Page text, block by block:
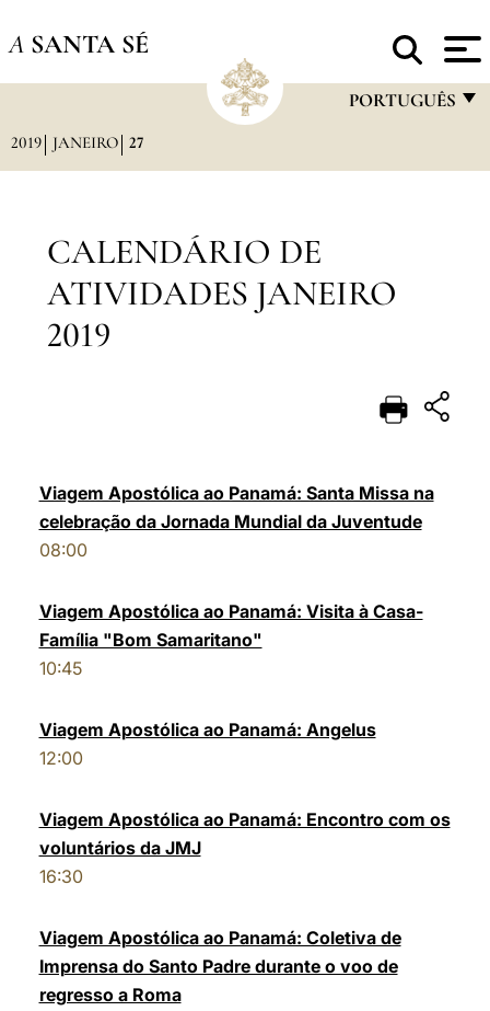
A SANTA SÉ
PORTUGUÊS
POLSKI
中文
LATINE
2019 JANEIRO 27
CALENDÁRIO DE
ATIVIDADES JANEIRO
2019
Viagem Apostólica ao Panamá: Santa Missa na
celebração da Jornada Mundial da Juventude
08:00
Viagem Apostólica ao Panamá: Visita à Casa-
Família "Bom Samaritano"
10:45
Viagem Apostólica ao Panamá: Angelus
12:00
Viagem Apostólica ao Panamá: Encontro com os
voluntários da JMJ
16:30
Viagem Apostólica ao Panamá: Coletiva de
Imprensa do Santo Padre durante o voo de
regresso a Roma